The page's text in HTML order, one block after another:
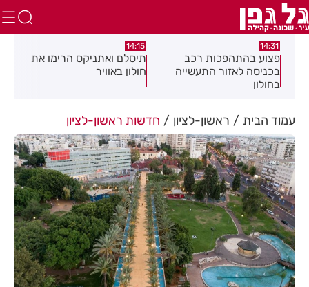
14:31
פצוע בהתהפכות רכב
בכניסה לאזור התעשייה
בחולון
14:15
תיסלם ואתניקס הרימו את
חולון באוויר
עמוד הבית ראשון-לציון חדשות ראשון-לציון